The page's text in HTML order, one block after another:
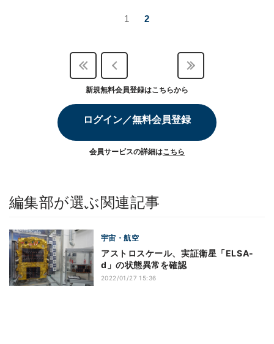
1 2
新規無料会員登録はこちらから
ログイン／無料会員登録
会員サービスの詳細はこちら
編集部が選ぶ関連記事
宇宙・航空
アストロスケール、実証衛星「ELSA-
d」の状態異常を確認
2022/01/27 15:36